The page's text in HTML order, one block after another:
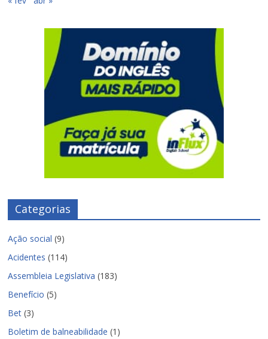
Categorias
Ação social (9)
Acidentes (114)
Assembleia Legislativa (183)
Benefício (5)
Bet (3)
Boletim de balneabilidade (1)